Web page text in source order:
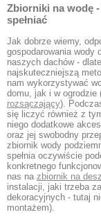
Zbiorniki na wodę
spełniać
Jak dobrze wiemy,
gospodarowania wody
naszych dachów -
najskuteczniejszą
nam wykorzystywać
domu, jak i w ogrodzie
rozsączający).
się liczyć również z
niego dodatkowe
oraz jej swobodny
zbiornik wody
spełnia oczywiście
konkretnego
nas na zbiornik na
instalacji, jaki trzeba
dekoracyjnych - tutaj
montażem).